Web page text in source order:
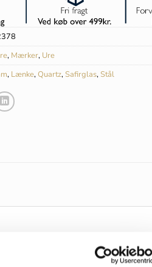
, Mærker, Ure
, Lænke,Quartz, Safirglas, Stål